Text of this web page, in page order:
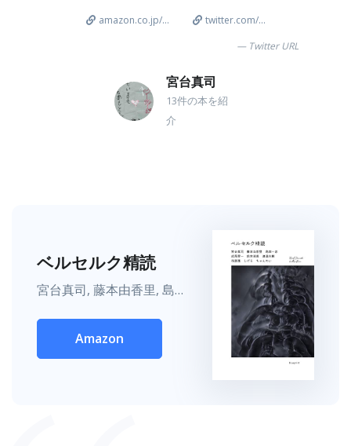
amazon.co.jp/...
twitter.com/...
Twitter URL
宮台真司
13件の本を紹
介
ベルセルク精読
宮台真司, 藤本由香里, 島田一志, 成馬零一, 鈴木涼美, 渡邉大輔, 後藤護, しげる, ちゃんめい
Amazon